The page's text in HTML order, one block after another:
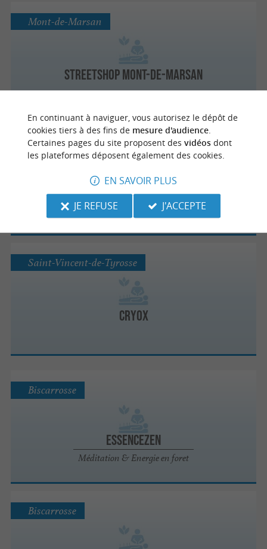
StreetShop Mont-de-Marsan
Mont-de-Marsan
Coh Energy
Bénesse-Maremne
CRYOX
Saint-Vincent-de-Tyrosse
EssenceZen
Méditation & Energie en foret
Biscarrosse
Biscarrosse
En continuant à naviguer, vous autorisez le dépôt de
cookies tiers à des fins de mesure d'audience.
Certaines pages du site proposent des vidéosdont
les plateformes déposent également des cookies.
EN SAVOIR PLUS
JE REFUSE
J'ACCEPTE